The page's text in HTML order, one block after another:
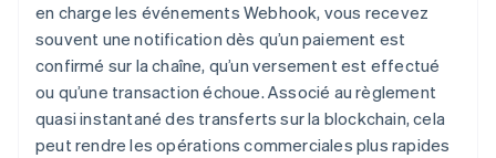
en charge les événements Webhook, vous recevez
souvent une notification dès qu’un paiement est
confirmé sur la chaîne, qu’un versement est effectué
ou qu’une transaction échoue. Associé au règlement
quasi instantané des transferts sur la blockchain, cela
peut rendre les opérations commerciales plus rapides